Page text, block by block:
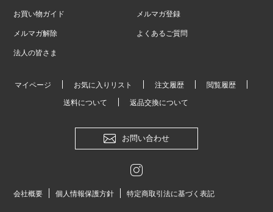
お買い物ガイド メルマガ登録
メルマガ解除 よくあるご質問
法人の皆さま
マイページ お気に入りリスト 注文履歴 閲覧履歴
送料について 返品交換について
お問い合わせ
会社概要 個人情報保護方針 特定商取引法に基づく表記